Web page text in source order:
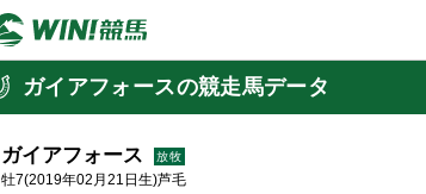
ガイアフォースの競走馬データ
ガイアフォース
牡7(2019年02月21日生)芦毛